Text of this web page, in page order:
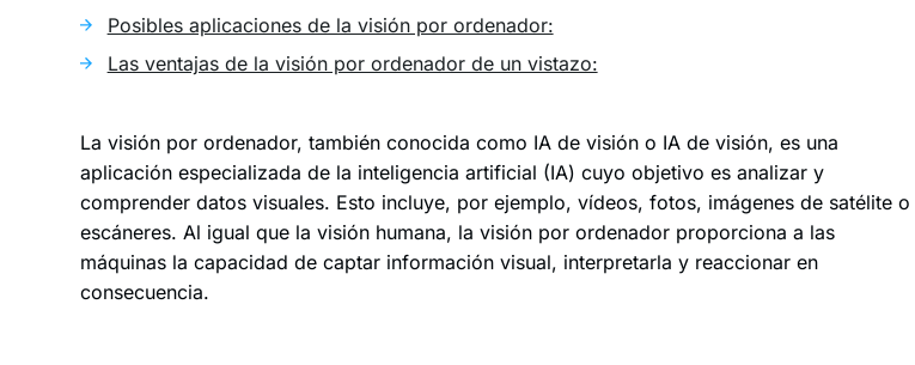
Posibles aplicaciones de la visión por ordenador:
Las ventajas de la visión por ordenador de un vistazo:
La visión por ordenador, también conocida como IA de visión o IA de visión, es una
aplicación especializada de la inteligencia artificial (IA) cuyo objetivo es analizar y
comprender datos visuales. Esto incluye, por ejemplo, vídeos, fotos, imágenes de satélite o
escáneres. Al igual que la visión humana, la visión por ordenador proporciona a las
máquinas la capacidad de captar información visual, interpretarla y reaccionar en
consecuencia.